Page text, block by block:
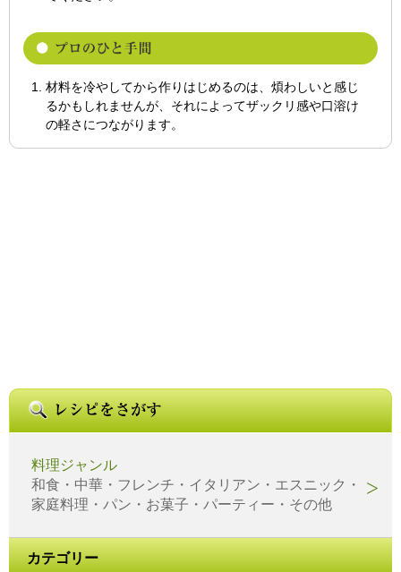
材料を冷やしてから作りはじめるのは、煩わしいと感じ
るかもしれませんが、それによってザックリ感や口溶け
の軽さにつながります。
料理ジャンル
和食・中華・フレンチ・イタリアン・エスニック・
家庭料理・パン・お菓子・パーティー・その他
カテゴリー